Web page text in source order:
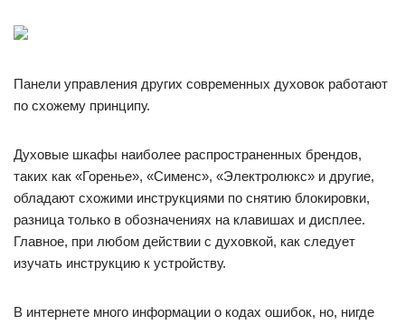
Панели управления других современных духовок работают
по схожему принципу.
Духовые шкафы наиболее распространенных брендов,
таких как «Горенье», «Сименс», «Электролюкс» и другие,
обладают схожими инструкциями по снятию блокировки,
разница только в обозначениях на клавишах и дисплее.
Главное, при любом действии с духовкой, как следует
изучать инструкцию к устройству.
В интернете много информации о кодах ошибок, но, нигде